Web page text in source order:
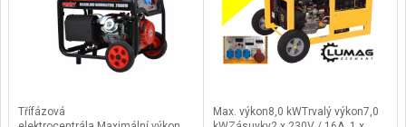
Třífázová
Max. výkon8,0 kWTrvalý výkon7,0